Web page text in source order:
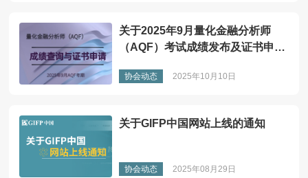
关于2025年9月量化金融分析师
（AQF）考试成绩发布及证书申请
协会动态 2025年10月10日
关于GIFP中国网站上线的通知
协会动态 2025年08月29日